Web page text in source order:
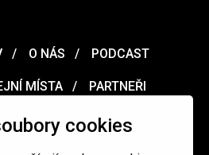
cookies
O NÁS PODCAST
MÍSTA PARTNEŘI